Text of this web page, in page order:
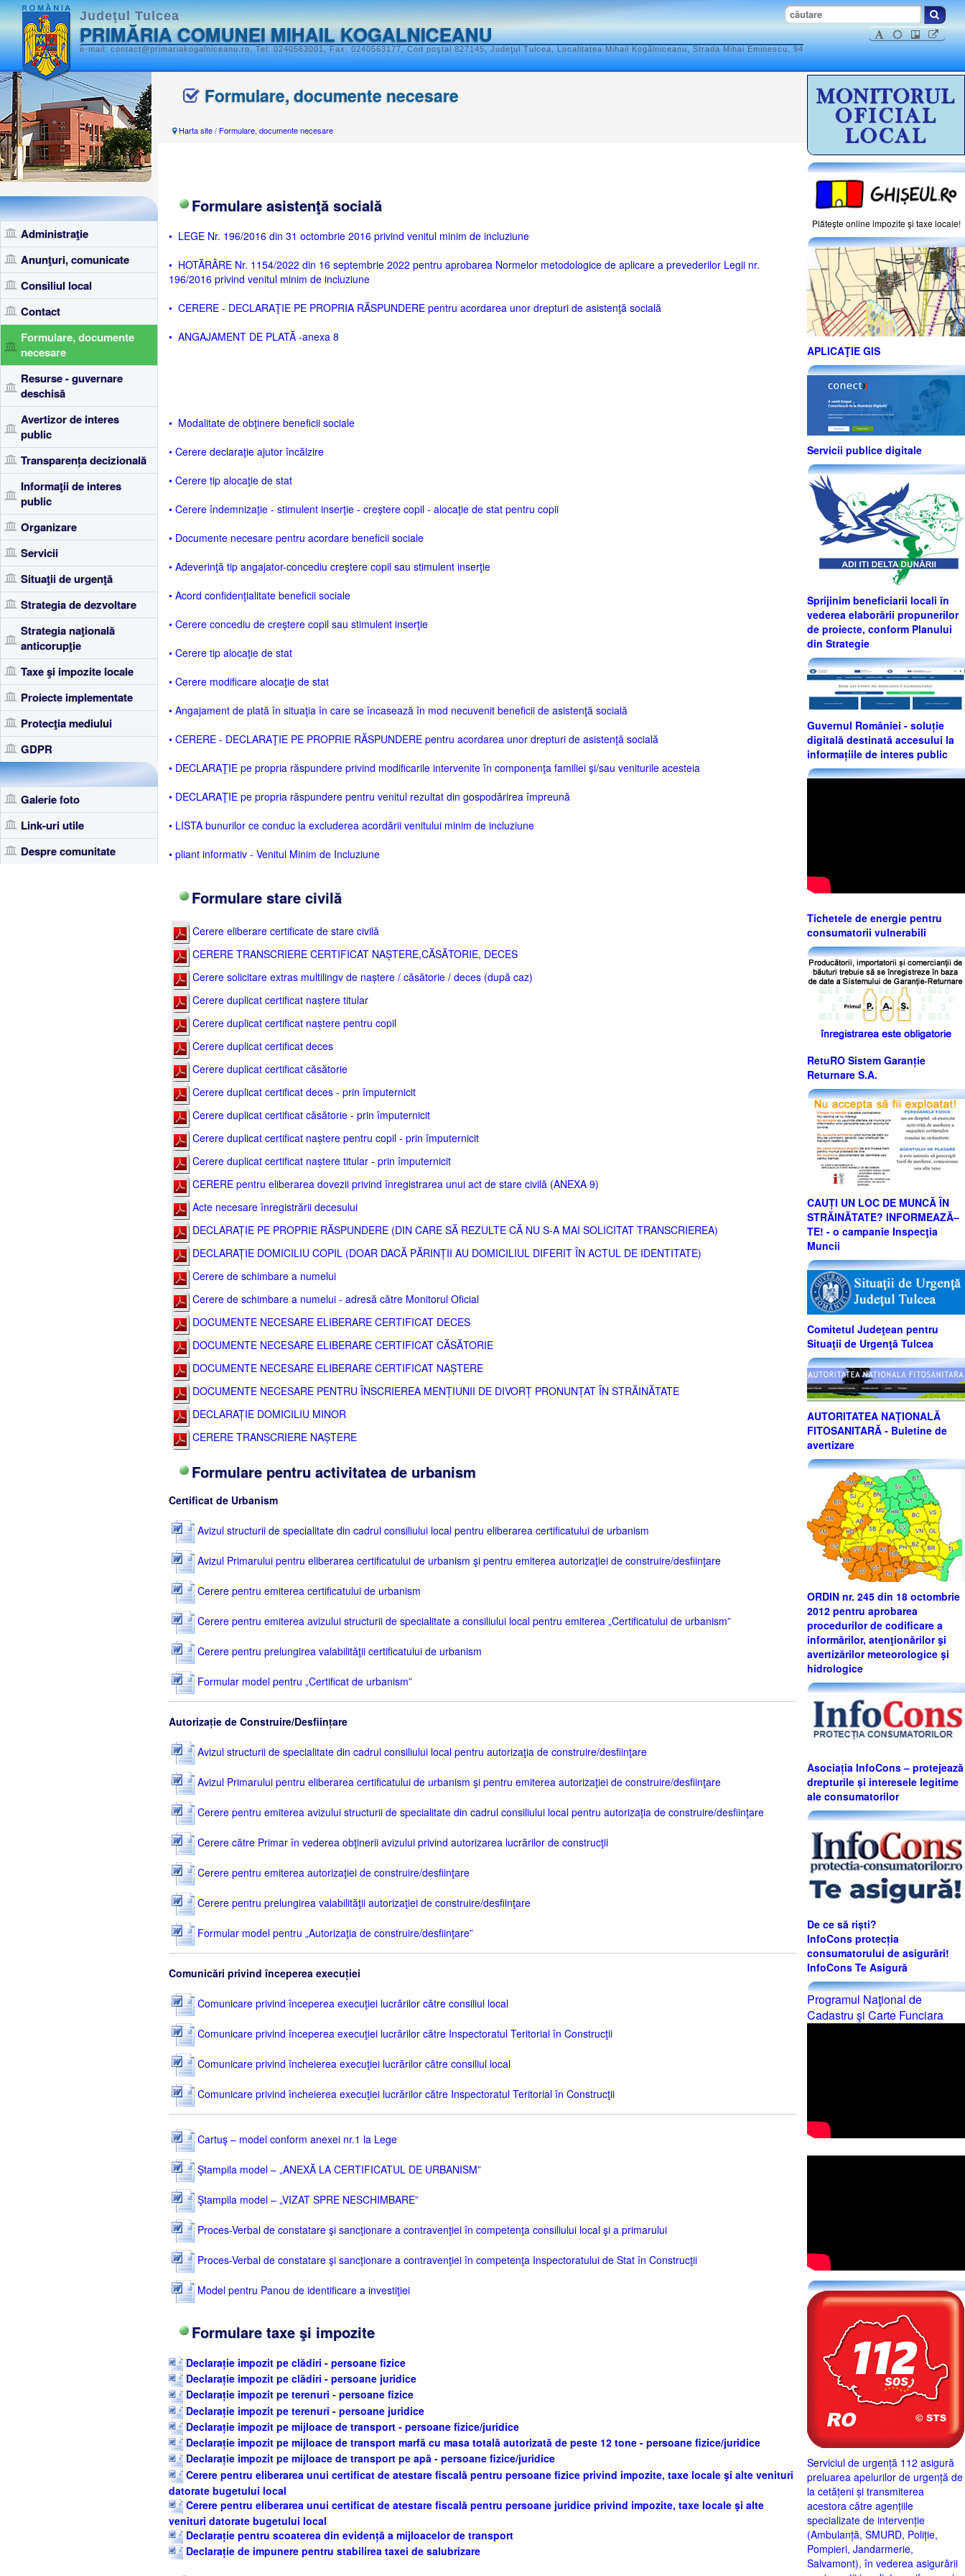
Judeţul Tulcea
PRIMĂRIA COMUNEI MIHAIL KOGALNICEANU
e-mail: contact@primariakogalniceanu.ro, Tel: 0240563001, Fax: 0240563177, Cod poştal 827145, Judeţul Tulcea, Localitatea Mihail Kogălniceanu, Strada Mihai Eminescu, 94
Administraţie
Anunţuri, comunicate
Consiliul local
Contact
Formulare, documente
necesare
Resurse - guvernare
deschisă
Avertizor de interes
public
Transparența decizională
Informaţii de interes
public
Organizare
Servicii
Situaţii de urgenţă
Strategia de dezvoltare
Strategia naţională
anticorupţie
Taxe şi impozite locale
Proiecte implementate
Protecţia mediului
GDPR
Galerie foto
Link-uri utile
Despre comunitate
Formulare, documente necesare
Harta site/ Formulare, documente necesare
Formulare asistenţă socială
• LEGE Nr. 196/2016 din 31 octombrie 2016 privind venitul minim de incluziune
• HOTĂRÂRE Nr. 1154/2022 din 16 septembrie 2022 pentru aprobarea Normelor metodologice de aplicare a prevederilor Legii nr.
196/2016 privind venitul minim de incluziune
• CERERE - DECLARAŢIE PE PROPRIA RĂSPUNDERE pentru acordarea unor drepturi de asistenţă socială
• ANGAJAMENT DE PLATĂ -anexa 8
• Modalitate de obţinere beneficii sociale
• Cerere declaraţie ajutor încălzire
• Cerere tip alocaţie de stat
• Cerere îndemnizaţie - stimulent inserţie - creştere copil - alocaţie de stat pentru copii
• Documente necesare pentru acordare beneficii sociale
• Adeverinţă tip angajator-concediu creştere copil sau stimulent inserţie
• Acord confidenţialitate beneficii sociale
• Cerere concediu de creştere copil sau stimulent inserţie
• Cerere tip alocaţie de stat
• Cerere modificare alocaţie de stat
• Angajament de plată în situaţia în care se încasează în mod necuvenit beneficii de asistenţă socială
• CERERE - DECLARAŢIE PE PROPRIE RĂSPUNDERE pentru acordarea unor drepturi de asistenţă socială
• DECLARAŢIE pe propria răspundere privind modificarile intervenite în componenţa familiei şi/sau veniturile acesteia
• DECLARAŢIE pe propria răspundere pentru venitul rezultat din gospodărirea împreună
• LISTA bunurilor ce conduc la excluderea acordării venitului minim de incluziune
• pliant informativ - Venitul Minim de Incluziune
Formulare stare civilă
Cerere eliberare certificate de stare civilă
CERERE TRANSCRIERE CERTIFICAT NAȘTERE,CĂSĂTORIE, DECES
Cerere solicitare extras multilingv de naștere / căsătorie / deces (după caz)
Cerere duplicat certificat naștere titular
Cerere duplicat certificat naștere pentru copil
Cerere duplicat certificat deces
Cerere duplicat certificat căsătorie
Cerere duplicat certificat deces - prin împuternicit
Cerere duplicat certificat căsătorie - prin împuternicit
Cerere duplicat certificat naștere pentru copil - prin împuternicit
Cerere duplicat certificat naștere titular - prin împuternicit
CERERE pentru eliberarea dovezii privind înregistrarea unui act de stare civilă (ANEXA 9)
Acte necesare înregistrării decesului
DECLARAȚIE PE PROPRIE RĂSPUNDERE (DIN CARE SĂ REZULTE CĂ NU S-A MAI SOLICITAT TRANSCRIEREA)
DECLARAȚIE DOMICILIU COPIL (DOAR DACĂ PĂRINȚII AU DOMICILIUL DIFERIT ÎN ACTUL DE IDENTITATE)
Cerere de schimbare a numelui
Cerere de schimbare a numelui - adresă către Monitorul Oficial
DOCUMENTE NECESARE ELIBERARE CERTIFICAT DECES
DOCUMENTE NECESARE ELIBERARE CERTIFICAT CĂSĂTORIE
DOCUMENTE NECESARE ELIBERARE CERTIFICAT NAȘTERE
DOCUMENTE NECESARE PENTRU ÎNSCRIEREA MENȚIUNII DE DIVORȚ PRONUNȚAT ÎN STRĂINĂTATE
DECLARAȚIE DOMICILIU MINOR
CERERE TRANSCRIERE NAȘTERE
Formulare pentru activitatea de urbanism
Certificat de Urbanism
Avizul structurii de specialitate din cadrul consiliului local pentru eliberarea certificatului de urbanism
Avizul Primarului pentru eliberarea certificatului de urbanism şi pentru emiterea autorizaţiei de construire/desfiinţare
Cerere pentru emiterea certificatului de urbanism
Cerere pentru emiterea avizului structurii de specialitate a consiliului local pentru emiterea „Certificatului de urbanism”
Cerere pentru prelungirea valabilităţii certificatului de urbanism
Formular model pentru „Certificat de urbanism”
Autorizație de Construire/Desființare
Avizul structurii de specialitate din cadrul consiliului local pentru autorizaţia de construire/desfiinţare
Avizul Primarului pentru eliberarea certificatului de urbanism şi pentru emiterea autorizaţiei de construire/desfiinţare
Cerere pentru emiterea avizului structurii de specialitate din cadrul consiliului local pentru autorizaţia de construire/desfiinţare
Cerere către Primar în vederea obţinerii avizului privind autorizarea lucrărilor de construcţii
Cerere pentru emiterea autorizaţiei de construire/desfiinţare
Cerere pentru prelungirea valabilităţii autorizaţiei de construire/desfiinţare
Formular model pentru „Autorizaţia de construire/desfiinţare”
Comunicări privind începerea execuției
Comunicare privind începerea execuţiei lucrărilor către consiliul local
Comunicare privind începerea execuţiei lucrărilor către Inspectoratul Teritorial în Construcţii
Comunicare privind încheierea execuţiei lucrărilor către consiliul local
Comunicare privind încheierea execuţiei lucrărilor către Inspectoratul Teritorial în Construcţii
Cartuş – model conform anexei nr.1 la Lege
Ştampila model – „ANEXĂ LA CERTIFICATUL DE URBANISM”
Ştampila model – „VIZAT SPRE NESCHIMBARE”
Proces-Verbal de constatare şi sancţionare a contravenţiei în competenţa consiliului local şi a primarului
Proces-Verbal de constatare şi sancţionare a contravenţiei în competenţa Inspectoratului de Stat în Construcţii
Model pentru Panou de identificare a investiţiei
Formulare taxe şi impozite
Declarație impozit pe clădiri - persoane fizice
Declarație impozit pe clădiri - persoane juridice
Declarație impozit pe terenuri - persoane fizice
Declarație impozit pe terenuri - persoane juridice
Declarație impozit pe mijloace de transport - persoane fizice/juridice
Declarație impozit pe mijloace de transport marfă cu masa totală autorizată de peste 12 tone - persoane fizice/juridice
Declarație impozit pe mijloace de transport pe apă - persoane fizice/juridice
Cerere pentru eliberarea unui certificat de atestare fiscală pentru persoane fizice privind impozite, taxe locale şi alte venituri
datorate bugetului local
Cerere pentru eliberarea unui certificat de atestare fiscală pentru persoane juridice privind impozite, taxe locale şi alte
venituri datorate bugetului local
Declarație pentru scoaterea din evidență a mijloacelor de transport
Declarație de impunere pentru stabilirea taxei de salubrizare
Plăteşte online impozite şi taxe locale!
APLICAŢIE GIS
Servicii publice digitale
Sprijinim beneficiarii locali în
vederea elaborării propunerilor
de proiecte, conform Planului
din Strategie
Guvernul României - soluție
digitală destinată accesului la
informațiile de interes public
Tichetele de energie pentru
consumatorii vulnerabili
RetuRO Sistem Garanție
Returnare S.A.
CAUȚI UN LOC DE MUNCĂ ÎN
STRĂINĂTATE? INFORMEAZĂ–
TE! - o campanie Inspecţia
Muncii
Comitetul Judeţean pentru
Situaţii de Urgenţă Tulcea
AUTORITATEA NAŢIONALĂ
FITOSANITARĂ - Buletine de
avertizare
ORDIN nr. 245 din 18 octombrie
2012 pentru aprobarea
procedurilor de codificare a
informărilor, atenţionărilor şi
avertizărilor meteorologice şi
hidrologice
Asociația InfoCons – protejează
drepturile și interesele legitime
ale consumatorilor
De ce să riști?
InfoCons protecția
consumatorului de asigurări!
InfoCons Te Asigură
Programul Naţional de
Cadastru şi Carte Funciara
Serviciul de urgență 112 asigură
preluarea apelurilor de urgență de
la cetățeni și transmiterea
acestora către agențiile
specializate de intervenție
(Ambulanță, SMURD, Poliție,
Pompieri, Jandarmerie,
Salvamont), în vederea asigurării